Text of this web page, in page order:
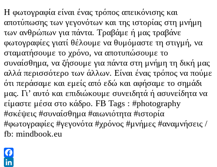
Η φωτογραφία είναι ένας τρόπος απεικόνισης και
αποτύπωσης των γεγονότων και της ιστορίας στη μνήμη
των ανθρώπων για πάντα. Τραβάμε ή μας τραβάνε
φωτογραφίες γιατί θέλουμε να θυμόμαστε τη στιγμή, να
σταματήσουμε το χρόνο, να αποτυπώσουμε το
συναίσθημα, να ζήσουμε για πάντα στη μνήμη τη δική μας
αλλά περισσότερο των άλλων. Είναι ένας τρόπος να πούμε
ότι περάσαμε και εμείς από εδώ και αφήσαμε το σημάδι
μας. Γι’ αυτό και επιδιώκουμε συνειδητά ή ασυνείδητα να
είμαστε μέσα στο κάδρο. FB Tags : #photography
#σκέψεις #συναίσθημα #αιωνιότητα #ιστορία
#φωτογραφίες #γεγονότα #χρόνος #μνήμες #αναμνήσεις /
fb: mindbook.eu
Facebook